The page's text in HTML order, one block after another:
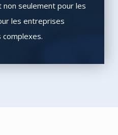
non seulement pour les
les entreprises